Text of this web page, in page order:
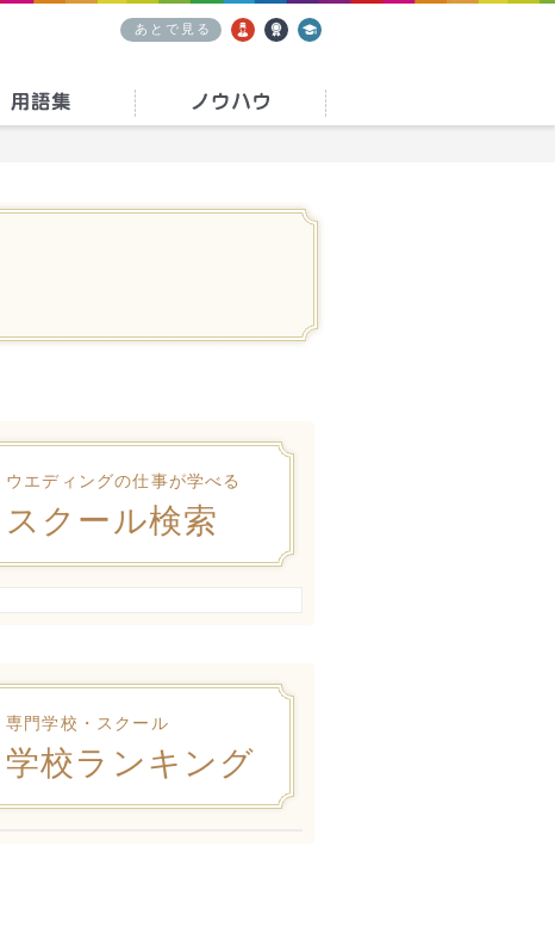
あとで見る 求人 資格
ウエディングの仕事が学べる
スクール検索
専門学校・スクール
学校ランキング